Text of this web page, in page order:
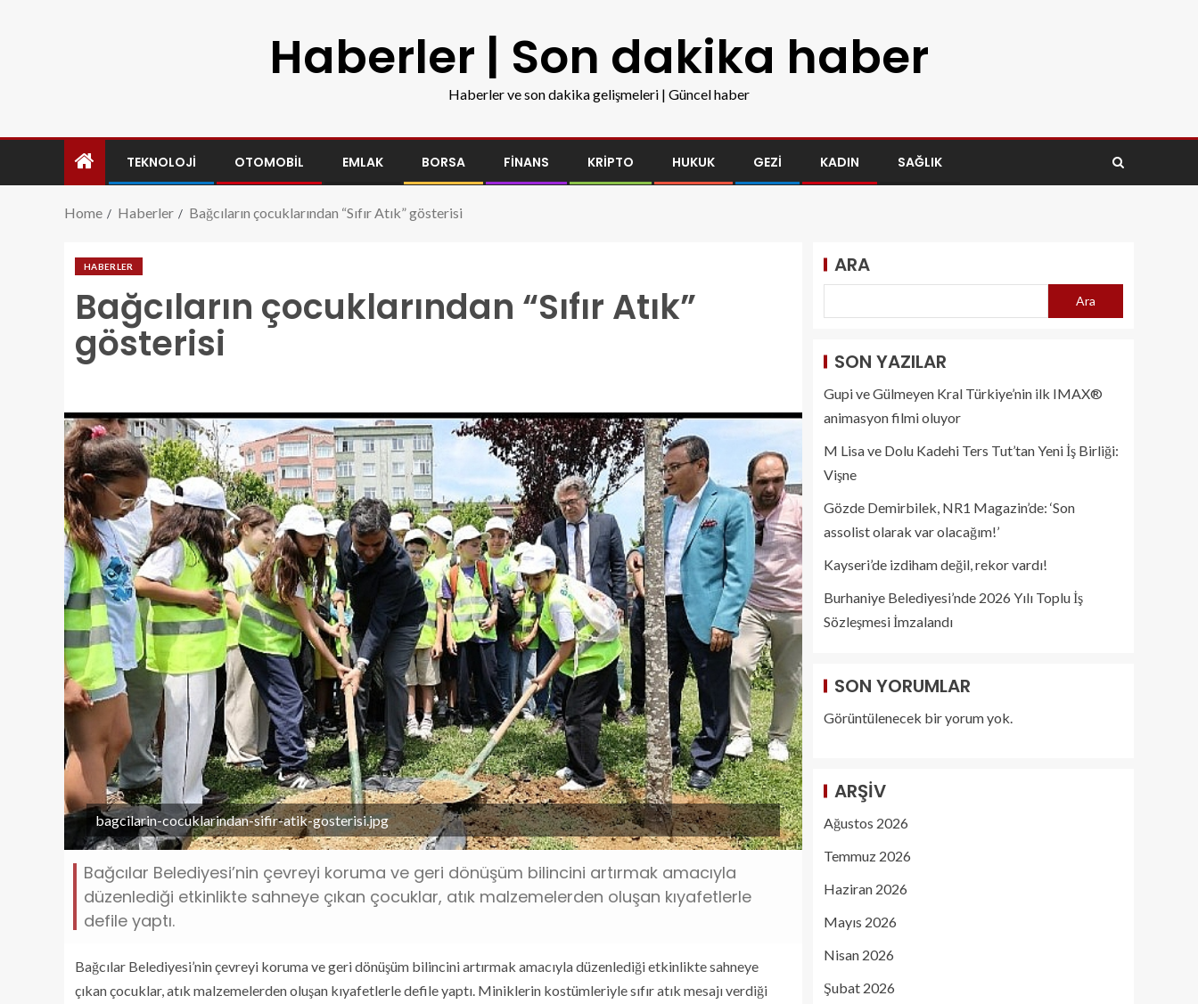
Haberler | Son dakika haber
Haberler ve son dakika gelişmeleri | Güncel haber
TEKNOLOJI OTOMOBIL EMLAK BORSA FINANS KRIPTO HUKUK GEZI KADIN SAĞLIK
Home Haberler Bağcıların çocuklarından “Sıfır Atık” gösterisi
HABERLER
Bağcıların çocuklarından “Sıfır Atık”
gösterisi
bagcilarin-cocuklarindan-sifir-atik-gosterisi.jpg
Bağcılar Belediyesi’nin çevreyi koruma ve geri dönüşüm bilincini artırmak amacıyla
düzenlediği etkinlikte sahneye çıkan çocuklar, atık malzemelerden oluşan kıyafetlerle
defile yaptı.
Bağcılar Belediyesi’nin çevreyi koruma ve geri dönüşüm bilincini artırmak amacıyla düzenlediği etkinlikte sahneye
çıkan çocuklar, atık malzemelerden oluşan kıyafetlerle defile yaptı. Miniklerin kostümleriyle sıfır atık mesajı verdiği
ARA
Ara
SON YAZILAR
Gupi ve Gülmeyen Kral Türkiye’nin ilk IMAX®
animasyon filmi oluyor
M Lisa ve Dolu Kadehi Ters Tut’tan Yeni İş Birliği:
Vişne
Gözde Demirbilek, NR1 Magazin’de: ‘Son
assolist olarak var olacağım!’
Kayseri’de izdiham değil, rekor vardı!
Burhaniye Belediyesi’nde 2026 Yılı Toplu İş
Sözleşmesi İmzalandı
SON YORUMLAR
Görüntülenecek bir yorum yok.
ARŞIV
Ağustos 2026
Temmuz 2026
Haziran 2026
Mayıs 2026
Nisan 2026
Şubat 2026